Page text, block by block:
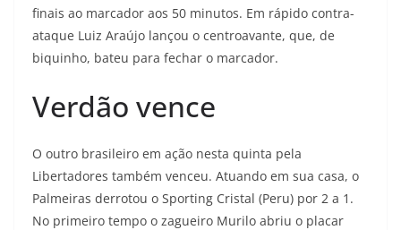
finais ao marcador aos 50 minutos. Em rápido contra-
ataque Luiz Araújo lançou o centroavante, que, de
biquinho, bateu para fechar o marcador.
Verdão vence
O outro brasileiro em ação nesta quinta pela
Libertadores também venceu. Atuando em sua casa, o
Palmeiras derrotou o Sporting Cristal (Peru) por 2 a 1.
No primeiro tempo o zagueiro Murilo abriu o placar